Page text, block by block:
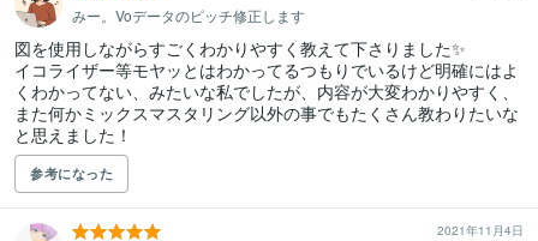
みー。Voデータのピッチ修正します
図を使用しながらすごくわかりやすく教えて下さりました✨
イコライザー等モヤッとはわかってるつもりでいるけど明確にはよ
くわかってない、みたいな私でしたが、内容が大変わかりやすく、
また何かミックスマスタリング以外の事でもたくさん教わりたいな
と思えました！
参考になった
2021年11月4日